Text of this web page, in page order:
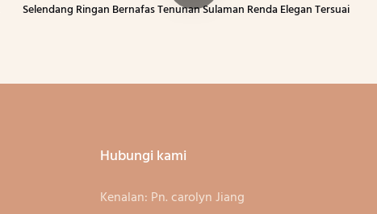
Selendang Ringan Bernafas Tenunan Sulaman Renda Elegan Tersuai
Hubungi kami
Kenalan: Pn. carolyn Jiang